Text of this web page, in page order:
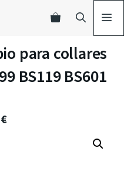
para collares
BS119 BS601
€